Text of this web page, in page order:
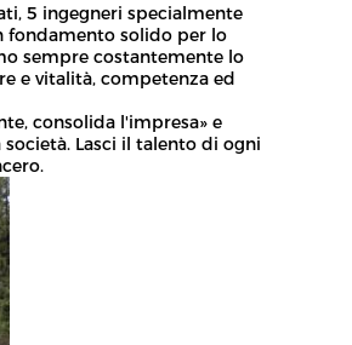
5 ingegneri specialmente
fondamento solido per lo
sempre costantemente lo
e vitalità, competenza ed
consolida l'impresa» e
Lasci il talento di ogni